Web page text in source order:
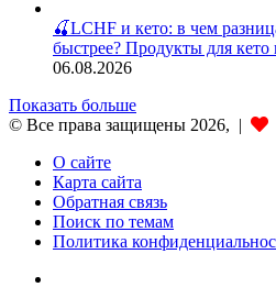
🍒LCHF и кето: в чем
быстрее? Продукты для
06.08.2026
Показать больше
© Все права защищены 2026, |
О сайте
Карта сайта
Обратная связь
Поиск по темам
Политика